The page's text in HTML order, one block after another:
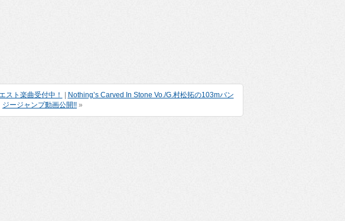
スト楽曲受付中！
Nothing’s Carved In Stone Vo./G.村松拓の103mバン
ジージャンプ動画公開!! »